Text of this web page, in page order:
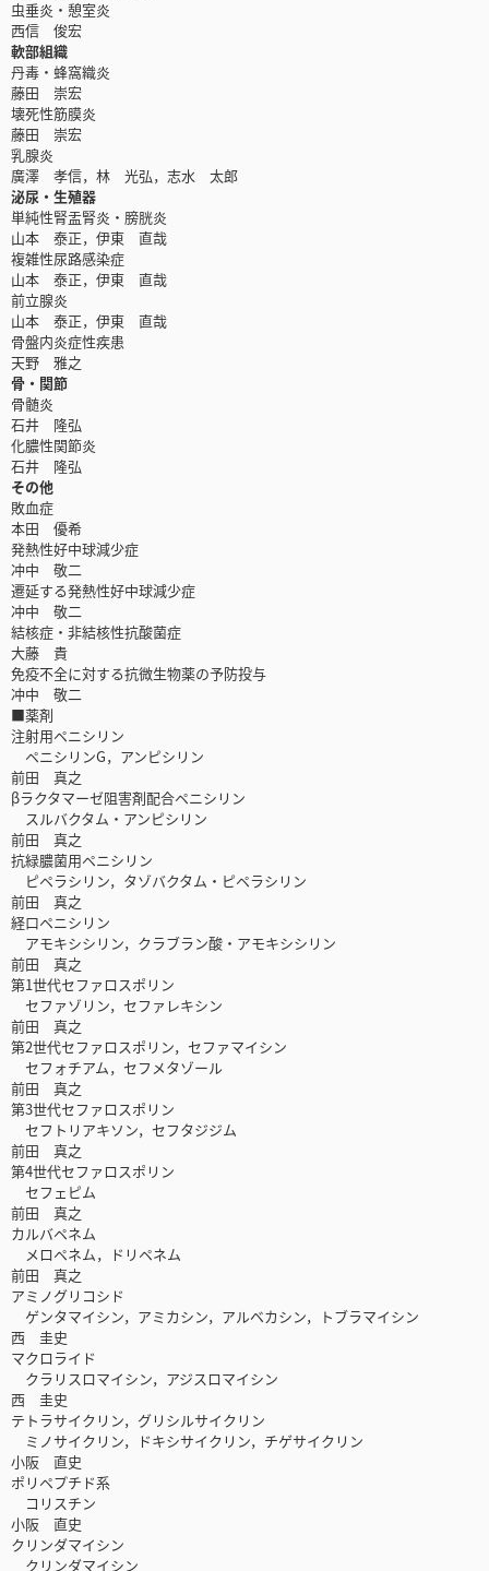
虫垂炎・憩室炎
西信 俊宏
軟部組織
丹毒・蜂窩織炎
藤田 崇宏
壊死性筋膜炎
藤田 崇宏
乳腺炎
廣澤 孝信，林 光弘，志水 太郎
泌尿・生殖器
単純性腎盂腎炎・膀胱炎
山本 泰正，伊東 直哉
複雑性尿路感染症
山本 泰正，伊東 直哉
前立腺炎
山本 泰正，伊東 直哉
骨盤内炎症性疾患
天野 雅之
骨・関節
骨髄炎
石井 隆弘
化膿性関節炎
石井 隆弘
その他
敗血症
本田 優希
発熱性好中球減少症
冲中 敬二
遷延する発熱性好中球減少症
冲中 敬二
結核症・非結核性抗酸菌症
大藤 貴
免疫不全に対する抗微生物薬の予防投与
冲中 敬二
■薬剤
注射用ペニシリン
ペニシリンG，アンピシリン
前田 真之
βラクタマーゼ阻害剤配合ペニシリン
スルバクタム・アンピシリン
前田 真之
抗緑膿菌用ペニシリン
ピペラシリン，タゾバクタム・ピペラシリン
前田 真之
経口ペニシリン
アモキシシリン，クラブラン酸・アモキシシリン
前田 真之
第1世代セファロスポリン
セファゾリン，セファレキシン
前田 真之
第2世代セファロスポリン，セファマイシン
セフォチアム，セフメタゾール
前田 真之
第3世代セファロスポリン
セフトリアキソン，セフタジジム
前田 真之
第4世代セファロスポリン
セフェピム
前田 真之
カルバペネム
メロペネム，ドリペネム
前田 真之
アミノグリコシド
ゲンタマイシン，アミカシン，アルベカシン，トブラマイシン
西 圭史
マクロライド
クラリスロマイシン，アジスロマイシン
西 圭史
テトラサイクリン，グリシルサイクリン
ミノサイクリン，ドキシサイクリン，チゲサイクリン
小阪 直史
ポリペプチド系
コリスチン
小阪 直史
クリンダマイシン
クリンダマイシン